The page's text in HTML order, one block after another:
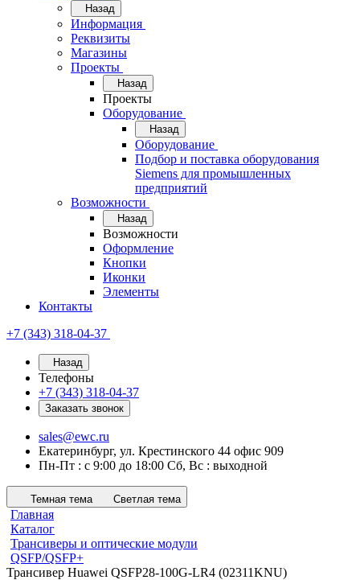
Назад
Информация
Реквизиты
Магазины
Проекты
Назад
Проекты
Оборудование
Назад
Оборудование
Подбор и поставка оборудования
Siemens для промышленных
предприятий
Возможности
Назад
Возможности
Оформление
Кнопки
Иконки
Элементы
Контакты
+7 (343) 318-04-37
Назад
Телефоны
+7 (343) 318-04-37
Заказать звонок
sales@ewc.ru
Екатеринбург, ул. Крестинского 44 офис 909
Пн-Пт : с 9:00 до 18:00 Сб, Вс : выходной
Темная тема Светлая тема
Главная
Каталог
Трансиверы и оптические модули
QSFP/QSFP+
Трансивер Huawei QSFP28-100G-LR4 (02311KNU)